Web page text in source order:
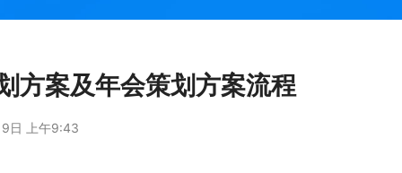
方案及年会策划方案流程
日 上午9:43